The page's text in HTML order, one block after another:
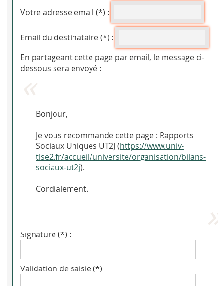
Votre adresse email (*) :
Email du destinataire (*) :
En partageant cette page par email, le message ci-
dessous sera envoyé :
Bonjour,
Je vous recommande cette page : Rapports
Sociaux Uniques UT2J (https://www.univ-
tlse2.fr/accueil/universite/organisation/bilans-
sociaux-ut2j).
Cordialement.
Signature (*) :
Validation de saisie (*)